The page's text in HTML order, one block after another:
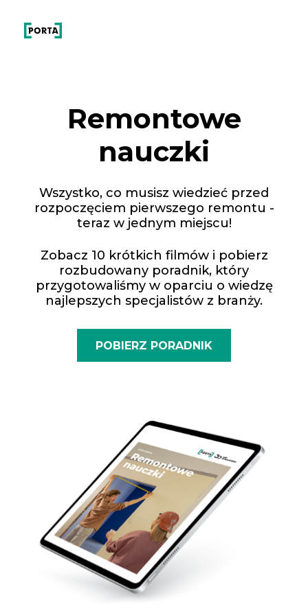
content
Remontowe
nauczki
Wszystko, co musisz wiedzieć przed
rozpoczęciem pierwszego remontu -
teraz w jednym miejscu!
Zobacz 10 krótkich filmów i pobierz
rozbudowany poradnik, który
przygotowaliśmy w oparciu o wiedzę
najlepszych specjalistów z branży.
POBIERZ PORADNIK